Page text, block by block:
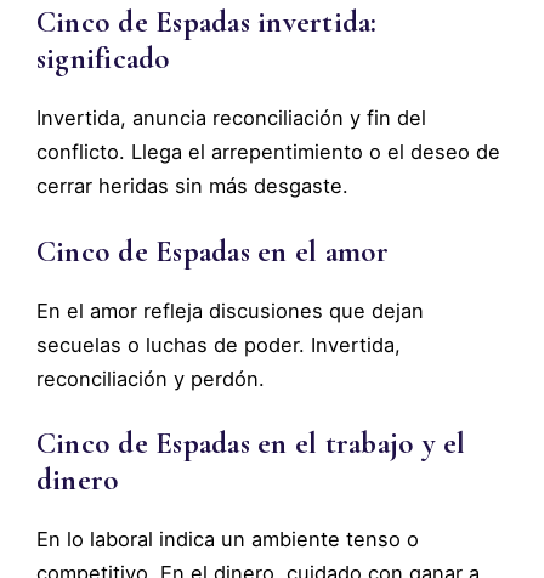
Cinco de Espadas invertida:
significado
Invertida, anuncia reconciliación y fin del
conflicto. Llega el arrepentimiento o el deseo de
cerrar heridas sin más desgaste.
Cinco de Espadas en el amor
En el amor refleja discusiones que dejan
secuelas o luchas de poder. Invertida,
reconciliación y perdón.
Cinco de Espadas en el trabajo y el
dinero
En lo laboral indica un ambiente tenso o